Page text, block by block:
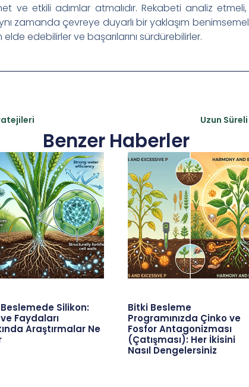
net ve etkili adımlar atmalıdır. Rekabeti analiz
zamanda çevreye duyarlı bir yaklaşım
edebilirler ve başarılarını sürdürebilirler.
Uzun
Benzer Haberler
Silikon:
Faydaları
Araştırmalar Ne
Bitki Besleme
Programınızda Çinko ve
Fosfor Antagonizması
(Çatışması): Her İkisini
Nasıl Dengelersiniz